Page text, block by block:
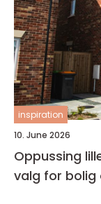
inspiration
10. June 2026
Oppussing
valg for bolig